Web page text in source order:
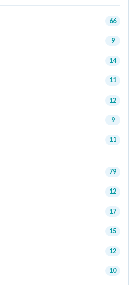
66
9
14
11
12
9
11
79
12
17
15
12
10